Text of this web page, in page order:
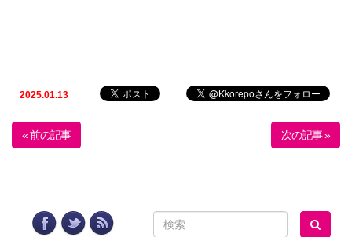
2025.01.13
« 前の記事 次の記事 »